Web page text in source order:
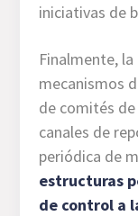
iniciativas de
Finalmente,
mecanismos
de comités
canales de
periódica de
estructuras
de control a